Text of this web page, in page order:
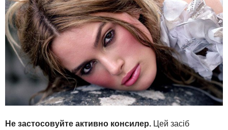
Не застосовуйте активно консилер. Цей засіб